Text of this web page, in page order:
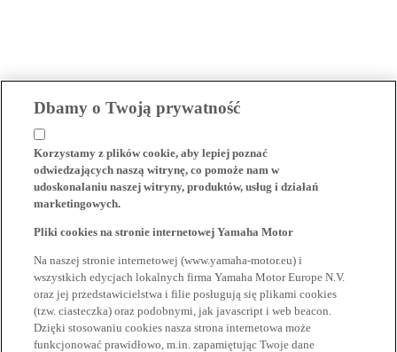
Dbamy o Twoją prywatność
Korzystamy z plików cookie, aby lepiej poznać
odwiedzających naszą witrynę, co pomoże nam w
udoskonalaniu naszej witryny, produktów, usług i działań
marketingowych.
Pliki cookies na stronie internetowej Yamaha Motor
Na naszej stronie internetowej (www.yamaha-motor.eu) i
wszystkich edycjach lokalnych firma Yamaha Motor Europe N.V.
oraz jej przedstawicielstwa i filie posługują się plikami cookies
(tzw. ciasteczka) oraz podobnymi, jak javascript i web beacon.
Dzięki stosowaniu cookies nasza strona internetowa może
funkcjonować prawidłowo, m.in. zapamiętując Twoje dane